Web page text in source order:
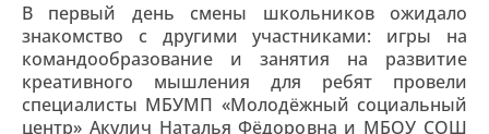
В первый день смены школьников ожидало
знакомство с другими участниками: игры на
командообразование и занятия на развитие
креативного мышления для ребят провели
специалисты МБУМП «Молодёжный социальный
центр» Акулич Наталья Фёдоровна и МБОУ СОШ